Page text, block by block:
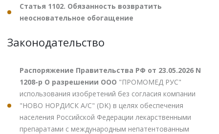
Статья 1102. Обязанность возвратить
неосновательное обогащение
Законодательство
Распоряжение Правительства РФ от 23.05.2026 N
1208-р О разрешении ООО "ПРОМОМЕД РУС"
использования изобретений без согласия компании
"НОВО НОРДИСК А/С" (DK) в целях обеспечения
населения Российской Федерации лекарственными
препаратами с международным непатентованным